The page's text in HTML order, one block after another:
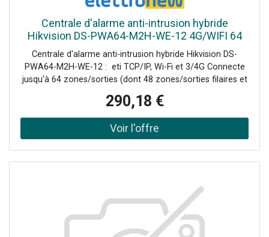
Centrale d'alarme anti-intrusion hybride
Hikvision DS-PWA64-M2H-WE-12 4G/WIFI 64
zones 302402023
Centrale d'alarme anti-intrusion hybride Hikvision DS-
PWA64-M2H-WE-12 : eti TCP/IP, Wi-Fi et 3/4G Connecte
jusqu'à 64 zones/sorties (dont 48 zones/sorties filaires et
répéteurs, 6 sirènes, 8 lecteurs d'étiquettes et claviers.
Prend en charge jusqu'à 48 utilisateurs du réseau, dont 1
installateur, 1 administrateur et 46 utilisateurs normaux.
290,18 €